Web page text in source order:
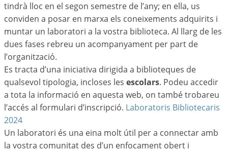
tindrà lloc en el segon semestre de l’any; en ella, us
conviden a posar en marxa els coneixements adquirits i
muntar un laboratori a la vostra biblioteca. Al llarg de les
dues fases rebreu un acompanyament per part de
l’organització.
Es tracta d’una iniciativa dirigida a biblioteques de
qualsevol tipologia, incloses les escolars. Podeu accedir
a tota la informació en aquesta web, on també trobareu
l’accés al formulari d’inscripció. Laboratoris Bibliotecaris
2024
Un laboratori és una eina molt útil per a connectar amb
la vostra comunitat des d’un enfocament obert i